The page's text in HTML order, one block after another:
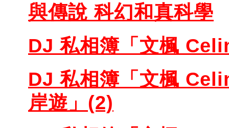
與傳說 科幻和真科學
DJ 私相簿「文楓
DJ 私相簿「文楓
岸遊」(2)